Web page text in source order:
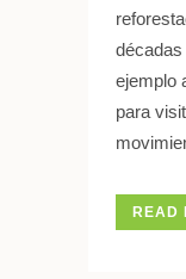
décadas
ejemplo
para
READ